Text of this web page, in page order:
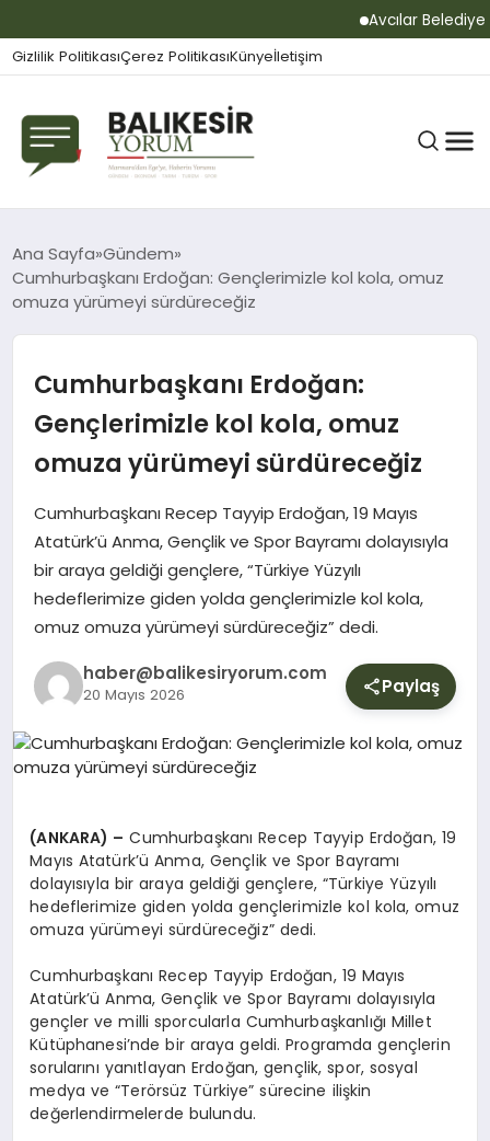
Avcılar Belediye
Gizlilik PolitikasıÇerez PolitikasıKünyeİletişim
BALIKESIR
GÜNDEM
BÜLTEN
DIŞ
Ana Sayfa Gündem
Cumhurbaşkanı Erdoğan: Gençlerimizle kol kola, omuz
omuza yürümeyi sürdüreceğiz
Cumhurbaşkanı Erdoğan:
Gençlerimizle kol kola, omuz
omuza yürümeyi sürdüreceğiz
Cumhurbaşkanı Recep Tayyip Erdoğan, 19 Mayıs
Atatürk’ü Anma, Gençlik ve Spor Bayramı dolayısıyla
bir araya geldiği gençlere, “Türkiye Yüzyılı
hedeflerimize giden yolda gençlerimizle kol kola,
omuz omuza yürümeyi sürdüreceğiz” dedi.
haber@balikesiryorum.com
20 Mayıs 2026 Paylaş
(ANKARA) – Cumhurbaşkanı Recep Tayyip Erdoğan, 19
Mayıs Atatürk’ü Anma, Gençlik ve Spor Bayramı
dolayısıyla bir araya geldiği gençlere, “Türkiye Yüzyılı
hedeflerimize giden yolda gençlerimizle kol kola, omuz
omuza yürümeyi sürdüreceğiz” dedi.
Cumhurbaşkanı Recep Tayyip Erdoğan, 19 Mayıs
Atatürk’ü Anma, Gençlik ve Spor Bayramı dolayısıyla
gençler ve milli sporcularla Cumhurbaşkanlığı Millet
Kütüphanesi’nde bir araya geldi. Programda gençlerin
sorularını yanıtlayan Erdoğan, gençlik, spor, sosyal
medya ve “Terörsüz Türkiye” sürecine ilişkin
değerlendirmelerde bulundu.